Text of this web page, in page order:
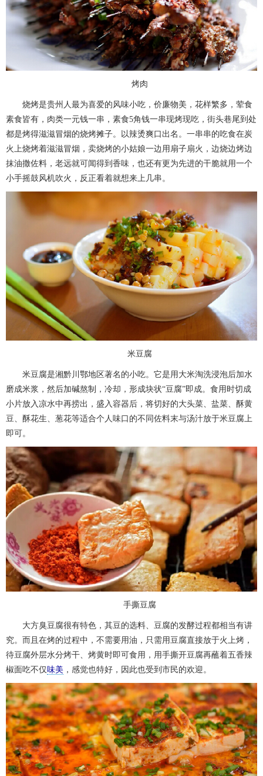
烤肉
烧烤是贵州人最为喜爱的风味小吃，价廉物美，花样繁多，荤食
素食皆有，肉类一元钱一串，素食5角钱一串现烤现吃，街头巷尾到处
都是烤得滋滋冒烟的烧烤摊子。以辣烫爽口出名。一串串的吃食在炭
火上烧烤着滋滋冒烟，卖烧烤的小姑娘一边用扇子扇火，边烧边烤边
抹油撒佐料，老远就可闻得到香味，也还有更为先进的干脆就用一个
小手摇鼓风机吹火，反正看着就想来上几串。
米豆腐
米豆腐是湘黔川鄂地区著名的小吃。它是用大米淘洗浸泡后加水
磨成米浆，然后加碱熬制，冷却，形成块状“豆腐”即成。食用时切成
小片放入凉水中再捞出，盛入容器后，将切好的大头菜、盐菜、酥黄
豆、酥花生、葱花等适合个人味口的不同佐料末与汤汁放于米豆腐上
即可。
手撕豆腐
大方臭豆腐很有特色，其豆的选料、豆腐的发酵过程都相当有讲
究。而且在烤的过程中，不需要用油，只需用豆腐直接放于火上烤，
待豆腐外层水分烤干、烤黄时即可食用，用手撕开豆腐再蘸着五香辣
椒面吃不仅 味美 ，感觉也特好，因此也受到市民的欢迎。